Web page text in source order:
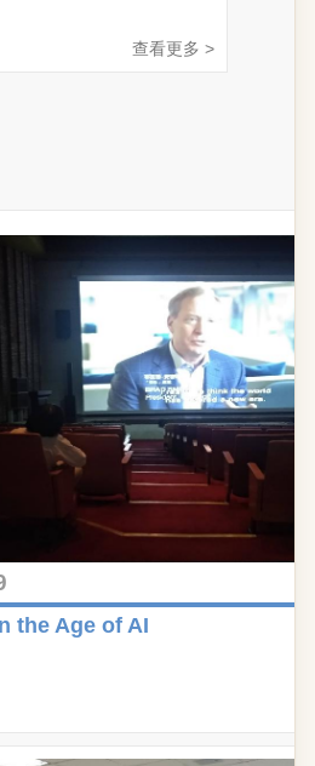
查看更多 >
the Age of AI